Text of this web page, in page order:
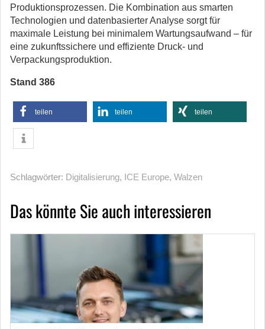
Produktionsprozessen. Die Kombination aus smarten
Technologien und datenbasierter Analyse sorgt für
maximale Leistung bei minimalem Wartungsaufwand – für
eine zukunftssichere und effiziente Druck- und
Verpackungsproduktion.
Stand 386
teilen teilen teilen
Schlagwörter: Digitalisierung, ICE Europe, Walzen
Das könnte Sie auch interessieren